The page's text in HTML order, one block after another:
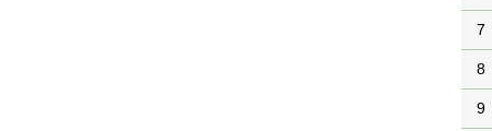
7
8
9